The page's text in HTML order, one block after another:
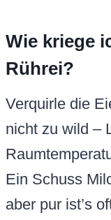
Wie kriege
Rührei?
Verquirle die
nicht zu wild –
Ein Schuss
aber pur ist’s